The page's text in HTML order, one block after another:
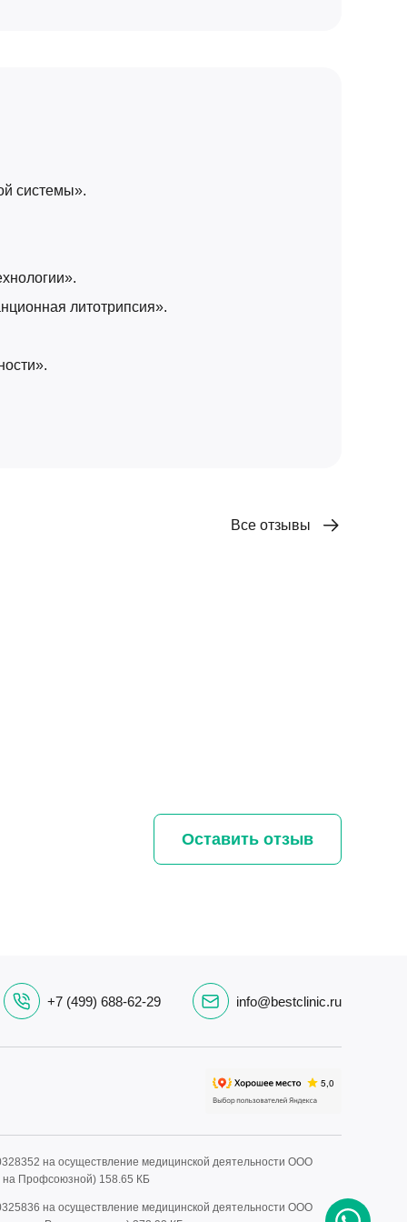
системы».
литотрипсия».
Все отзывы
Оставить отзыв
+7 (499) 688-62-29 info@bestclinic.ru
на осуществление медицинской деятельности ООО
на Профсоюзной) 158.65 КБ
на осуществление медицинской деятельности ООО